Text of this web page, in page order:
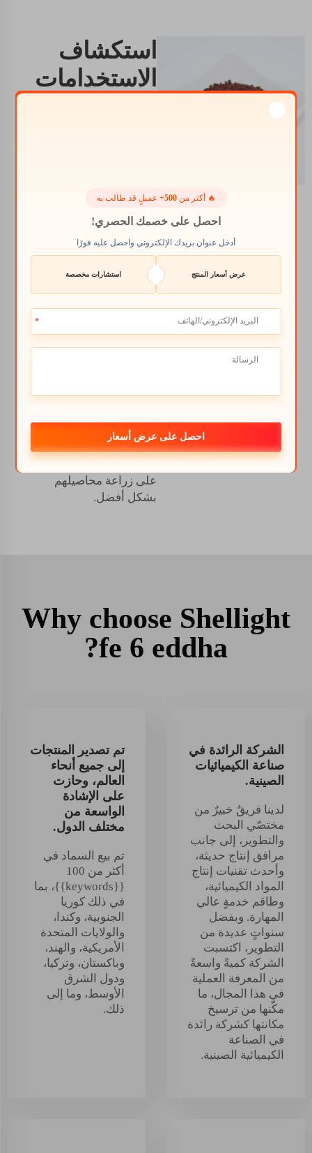
استكشاف
الاستخدامات
لتحسين تكوين المواد
المضافة للتربة غير
الصحية من حيث غذاء
النباتات. يمكن رشه على
الأوراق أو صبه في التربة
لتوفير جرعة سريعة من
للمزارعين مزج Fe 6
على العناصر الغذائية التي
ومفيدة لمساعدة
المزارعين وهواة الحدائق
على زراعة محاصيلهم
بشكل أفضل.
Why choose Shellight
fe 6 eddha?
الشركة الرائدة في
صناعة الكيميائيات
الصينية.
لدينا فريقٌ خبيرٌ من
مختصّي البحث
والتطوير، إلى جانب
مرافق إنتاج حديثة،
وأحدث تقنيات إنتاج
المواد الكيميائية،
وطاقم خدمةٍ عالي
المهارة. وبفضل
سنواتٍ عديدة من
التطوير، اكتسبت
الشركة كميةً واسعةً
من المعرفة العملية
في هذا المجال، ما
مكّنها من ترسيخ
مكانتها كشركة رائدة
في الصناعة
الكيميائية الصينية.
تم تصدير المنتجات
إلى جميع أنحاء
العالم، وحازت
على الإشادة
الواسعة من
مختلف الدول.
تم بيع السماد في
أكثر من 100
{{keywords}}، بما
في ذلك كوريا
الجنوبية، وكندا،
والولايات المتحدة
الأمريكية، والهند،
وباكستان، وتركيا،
ودول الشرق
الأوسط، وما إلى
ذلك.
🔥 أكثر من500+ عميلٍ قد طالب به
احصل على خصمك الحصري!
أدخل عنوان بريدك الإلكتروني واحصل عليه فورًا
عرض أسعار المنتج استشارات مخصصة
احصل على عرض أسعار